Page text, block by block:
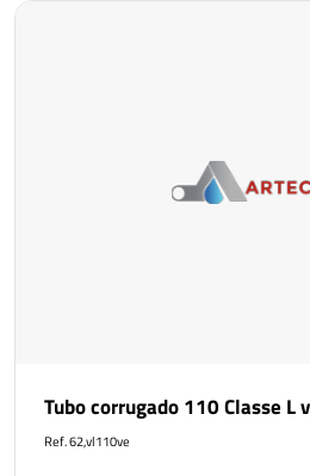
Tubo corrugado 110 Classe L
Ref. 62,vl110ve